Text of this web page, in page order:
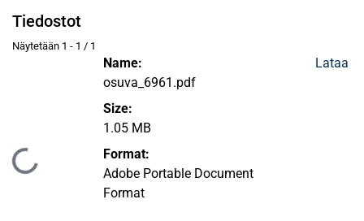
Tiedostot
Näytetään 1 - 1 / 1
Ladataan...
Name:
osuva_6961.pdf
Size:
1.05 MB
Format:
Adobe Portable Document
Format
Lataa